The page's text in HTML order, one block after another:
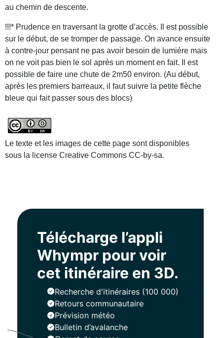
au chemin de descente.
!!!* Prudence en traversant la grotte d’accès. Il est possible
sur le début, de se tromper de passage. On avance ensuite
à contre-jour pensant ne pas avoir besoin de lumière mais
on ne voit pas bien le sol après un moment en fait. Il est
possible de faire une chute de 2m50 environ. (Au début,
après les premiers barreaux, il faut suivre la petite flèche
bleue qui fait passer sous des blocs)
Le texte et les images de cette page sont disponibles
sous la license Creative Commons CC-by-sa.
Télécharge l’appli
Whympr pour voir
cet itinéraire en 3D.
Recherche d'itinéraires (100 000)
Retours communautaire
Prévision météo
Bulletin d’avalanche